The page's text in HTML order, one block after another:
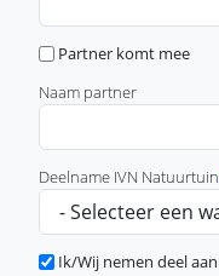
Partner komt mee
Naam partner
Deelname IVN Natuurtuin
Ik/Wij nemen deel